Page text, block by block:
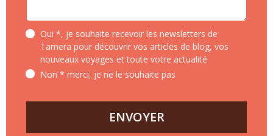
Oui *, je souhaite recevoir les newsletters de
Tamera pour découvrir vos articles de blog, vos
nouveaux voyages et toute votre actualité
Non * merci, je ne le souhaite pas
ENVOYER